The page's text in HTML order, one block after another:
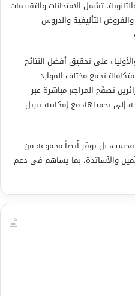
تشمل الامتحانات والتقييمات
التأليفية والدروس
على تحقيق أفضل النتائج
تجمع مختلف الموارد
تصفّح المراجع مباشرة عبر
إلى تحميلها، مع إمكانية تنزيل
فحسب، بل يوفّر أيضاً مجموعة من
والأساتذة، بما يساهم في دعم